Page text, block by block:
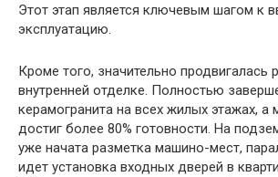
Этот этап является ключевым шагом к
эксплуатацию.
Кроме того, значительно продвигалась
внутренней отделке. Полностью
керамогранита на всех жилых этажах, а
достиг более 80% готовности. На
уже начата разметка машино-мест,
идет установка входных дверей в